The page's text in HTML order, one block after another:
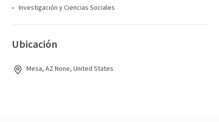
Investigación y Ciencias Sociales
Ubicación
Mesa, AZ None, United States